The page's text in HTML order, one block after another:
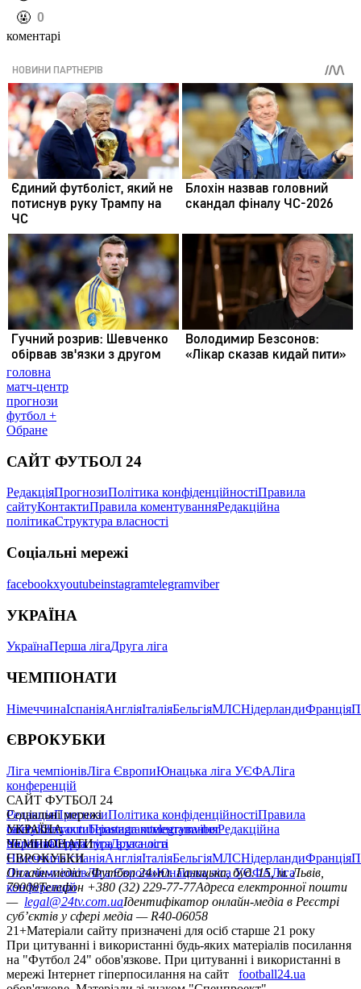
️🤬 0
коментарі
головна
матч-центр
прогнози
футбол +
Обране
САЙТ ФУТБОЛ 24
РедакціяПрогнозиПолітика конфіденційностіПравила
сайтуКонтактиПравила коментуванняРедакційна
політикаСтруктура власності
Соціальні мережі
facebookxyoutubeinstagramtelegramviber
УКРАЇНА
УкраїнаПерша лігаДруга ліга
ЧЕМПІОНАТИ
НімеччинаІспаніяАнгліяІталіяБельгіяМЛСНідерландиФранція
ЄВРОКУБКИ
Ліга чемпіонівЛіга ЄвропиЮнацька ліга УЄФАЛіга
конференцій
САЙТ ФУТБОЛ 24
РедакціяПрогнозиПолітика конфіденційностіПравила
сайтуКонтактиПравила коментуванняРедакційна
політикаСтруктура власності
Соціальні мережі
facebookxyoutubeinstagramtelegramviber
УКРАЇНА
УкраїнаПерша лігаДруга ліга
ЧЕМПІОНАТИ
НімеччинаІспаніяАнгліяІталіяБельгіяМЛСНідерландиФранція
ЄВРОКУБКИ
Ліга чемпіонівЛіга ЄвропиЮнацька ліга УЄФАЛіга
конференцій
Онлайн-медіа «Футбол 24»пл. Галицька, буд. 15, м. Львів,
79008Телефон +380 (32) 229-77-77Адреса електронної пошти
— legal@24tv.com.uaІдентифікатор онлайн-медіа в Реєстрі
суб’єктів у сфері медіа — R40-06058
21+Матеріали сайту призначені для осіб старше 21 року
При цитуванні і використанні будь-яких матеріалів посилання
на "Футбол 24" обов'язкове. При цитуванні і використанні в
мережі Інтернет гіперпосилання на сайт
football24.ua